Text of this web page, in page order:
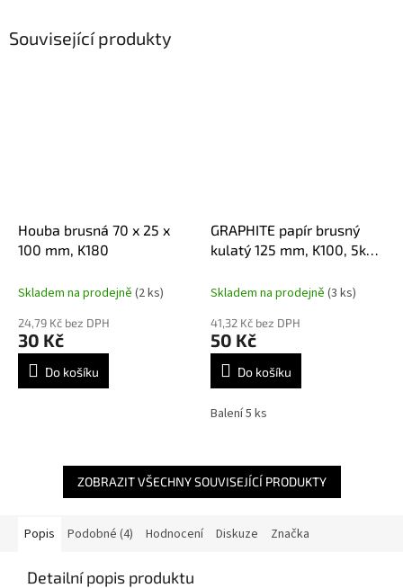
Související produkty
Houba brusná 70 x 25 x
100 mm, K180
Skladem na prodejně (2 ks)
24,79 Kč bez DPH
30 Kč
Do košíku
GRAPHITE papír brusný
kulatý 125 mm, K100, 5ks,
Skladem na prodejně (3 ks)
41,32 Kč bez DPH
50 Kč
Do košíku
Balení 5 ks
ZOBRAZIT VŠECHNY SOUVISEJÍCÍ PRODUKTY
Popis Podobné (4) Hodnocení Diskuze Značka
Detailní popis produktu